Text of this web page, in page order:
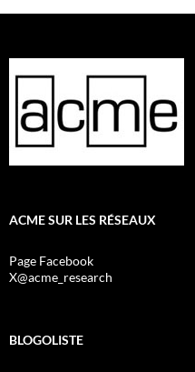
ACME SUR LES RÉSEAUX
Page Facebook
X@acme_research
BLOGOLISTE